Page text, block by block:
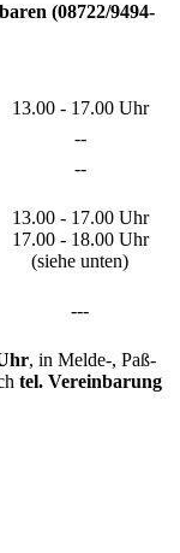
(08722/9494-
13.00 - 17.00 Uhr
--
--
13.00 - 17.00 Uhr
17.00 - 18.00 Uhr
(siehe unten)
---
, in Melde-, Paß-
tel. Vereinbarung